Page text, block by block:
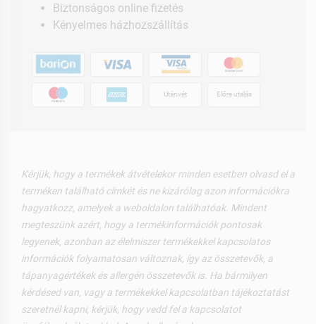
Biztonságos online fizetés
Kényelmes házhozszállítás
Utánvét Előre utalás
Kérjük, hogy a termékek átvételekor minden esetben olvasd el a
terméken található címkét és ne kizárólag azon információkra
hagyatkozz, amelyek a weboldalon találhatóak. Mindent
megteszünk azért, hogy a termékinformációk pontosak
legyenek, azonban az élelmiszer termékekkel kapcsolatos
információk folyamatosan változnak, így az összetevők, a
tápanyagértékek és allergén összetevők is. Ha bármilyen
kérdésed van, vagy a termékekkel kapcsolatban tájékoztatást
szeretnél kapni, kérjük, hogy vedd fel a kapcsolatot